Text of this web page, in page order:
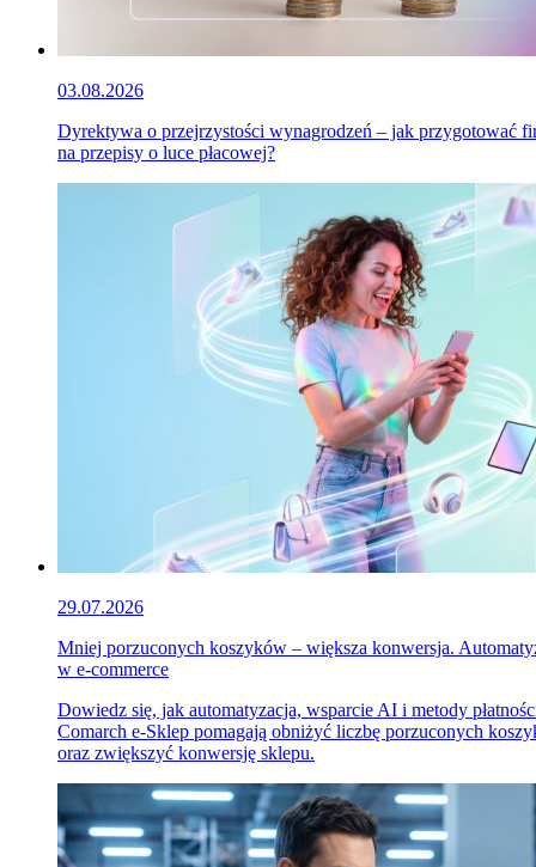
03.08.2026
Dyrektywa o przejrzystości wynagrodzeń – jak przygotować
na przepisy o luce płacowej?
29.07.2026
Mniej porzuconych koszyków – większa konwersja.
w e-commerce
Dowiedz się, jak automatyzacja, wsparcie AI i metody
Comarch e-Sklep pomagają obniżyć liczbę porzuconych
oraz zwiększyć konwersję sklepu.